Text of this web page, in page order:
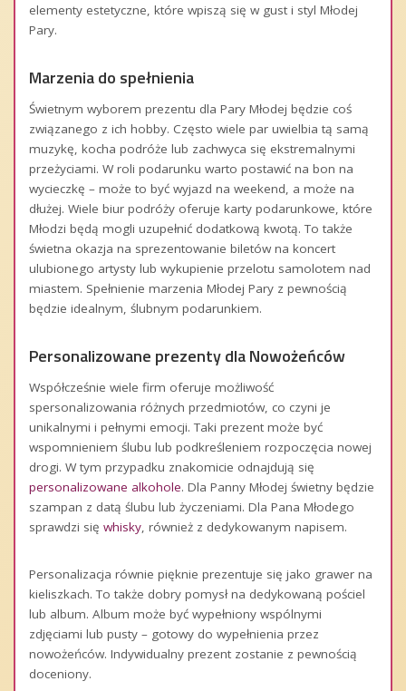
elementy estetyczne, które wpiszą się w gust i styl Młodej
Pary.
Marzenia do spełnienia
Świetnym wyborem prezentu dla Pary Młodej będzie coś
związanego z ich hobby. Często wiele par uwielbia tą samą
muzykę, kocha podróże lub zachwyca się ekstremalnymi
przeżyciami. W roli podarunku warto postawić na bon na
wycieczkę – może to być wyjazd na weekend, a może na
dłużej. Wiele biur podróży oferuje karty podarunkowe, które
Młodzi będą mogli uzupełnić dodatkową kwotą. To także
świetna okazja na sprezentowanie biletów na koncert
ulubionego artysty lub wykupienie przelotu samolotem nad
miastem. Spełnienie marzenia Młodej Pary z pewnością
będzie idealnym, ślubnym podarunkiem.
Personalizowane prezenty dla Nowożeńców
Współcześnie wiele firm oferuje możliwość
spersonalizowania różnych przedmiotów, co czyni je
unikalnymi i pełnymi emocji. Taki prezent może być
wspomnieniem ślubu lub podkreśleniem rozpoczęcia nowej
drogi. W tym przypadku znakomicie odnajdują się
personalizowane alkohole. Dla Panny Młodej świetny będzie
szampan z datą ślubu lub życzeniami. Dla Pana Młodego
sprawdzi się whisky, również z dedykowanym napisem.
Personalizacja równie pięknie prezentuje się jako grawer na
kieliszkach. To także dobry pomysł na dedykowaną pościel
lub album. Album może być wypełniony wspólnymi
zdjęciami lub pusty – gotowy do wypełnienia przez
nowożeńców. Indywidualny prezent zostanie z pewnością
doceniony.